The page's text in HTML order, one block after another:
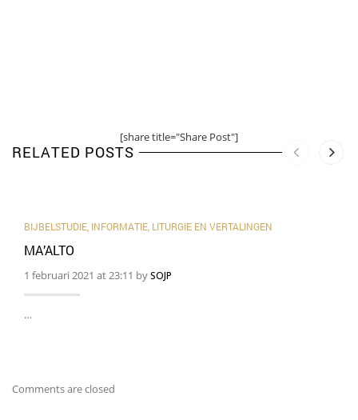
[share title="Share Post"]
RELATED POSTS
BIJBELSTUDIE INFORMATIE LITURGIE EN VERTALINGEN
MA’ALTO
1 februari 2021 at 23:11 bySOJP
…
Comments are closed